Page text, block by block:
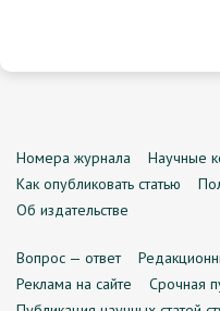
Номера журнала Научные
Как опубликовать статью
Об издательстве
Вопрос — ответ
Реклама на сайте
Срочная